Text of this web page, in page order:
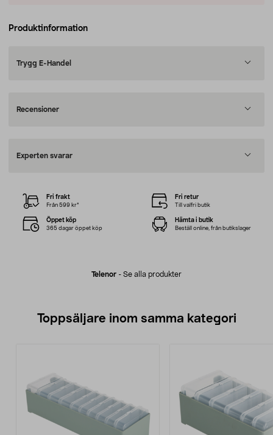
Produktinformation
Trygg E-Handel
Recensioner
Experten svarar
Telenor - Se alla produkter
Fri frakt
Från 599 kr*
Fri retur
Till valfri butik
Öppet köp
365 dagar öppet köp
Hämta i butik
Beställ online, från butikslager
Toppsäljare inom samma kategori